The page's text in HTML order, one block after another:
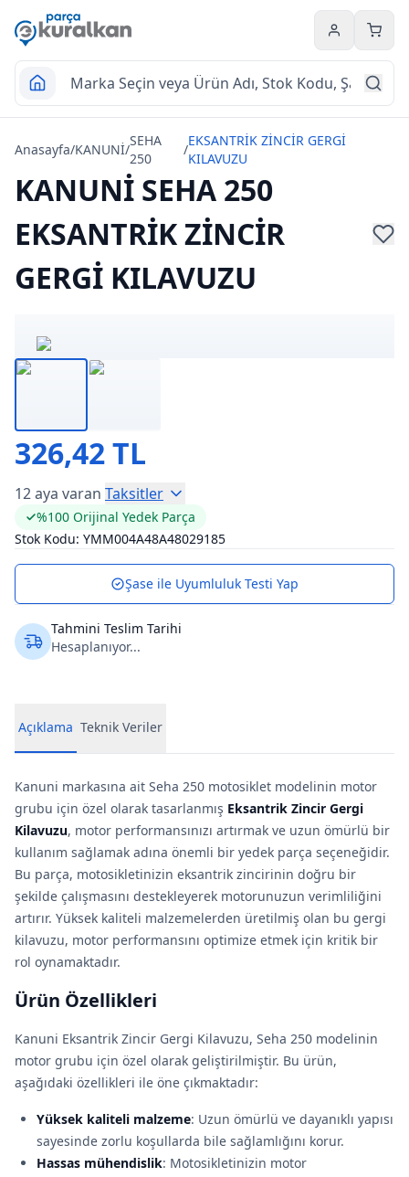
Hesabım
Anasayfa/KANUNİ/
SEHA
250
/
EKSANTRİK ZİNCİR GERGİ
KILAVUZU
KANUNİ SEHA 250
EKSANTRİK ZİNCİR
GERGİ KILAVUZU
326,42 TL
12 aya varan Taksitler
%100 Orijinal Yedek Parça
Stok Kodu: YMM004A48A48029185
Şase ile Uyumluluk Testi Yap
Tahmini Teslim Tarihi
Hesaplanıyor...
Açıklama Teknik Veriler
Kanuni markasına ait Seha 250 motosiklet modelinin motor
grubu için özel olarak tasarlanmış Eksantrik Zincir Gergi
Kilavuzu, motor performansınızı artırmak ve uzun ömürlü bir
kullanım sağlamak adına önemli bir yedek parça seçeneğidir.
Bu parça, motosikletinizin eksantrik zincirinin doğru bir
şekilde çalışmasını destekleyerek motorunuzun verimliliğini
artırır. Yüksek kaliteli malzemelerden üretilmiş olan bu gergi
kilavuzu, motor performansını optimize etmek için kritik bir
rol oynamaktadır.
Ürün Özellikleri
Kanuni Eksantrik Zincir Gergi Kilavuzu, Seha 250 modelinin
motor grubu için özel olarak geliştirilmiştir. Bu ürün,
aşağıdaki özellikleri ile öne çıkmaktadır:
Yüksek kaliteli malzeme: Uzun ömürlü ve dayanıklı yapısı
sayesinde zorlu koşullarda bile sağlamlığını korur.
Hassas mühendislik: Motosikletinizin motor